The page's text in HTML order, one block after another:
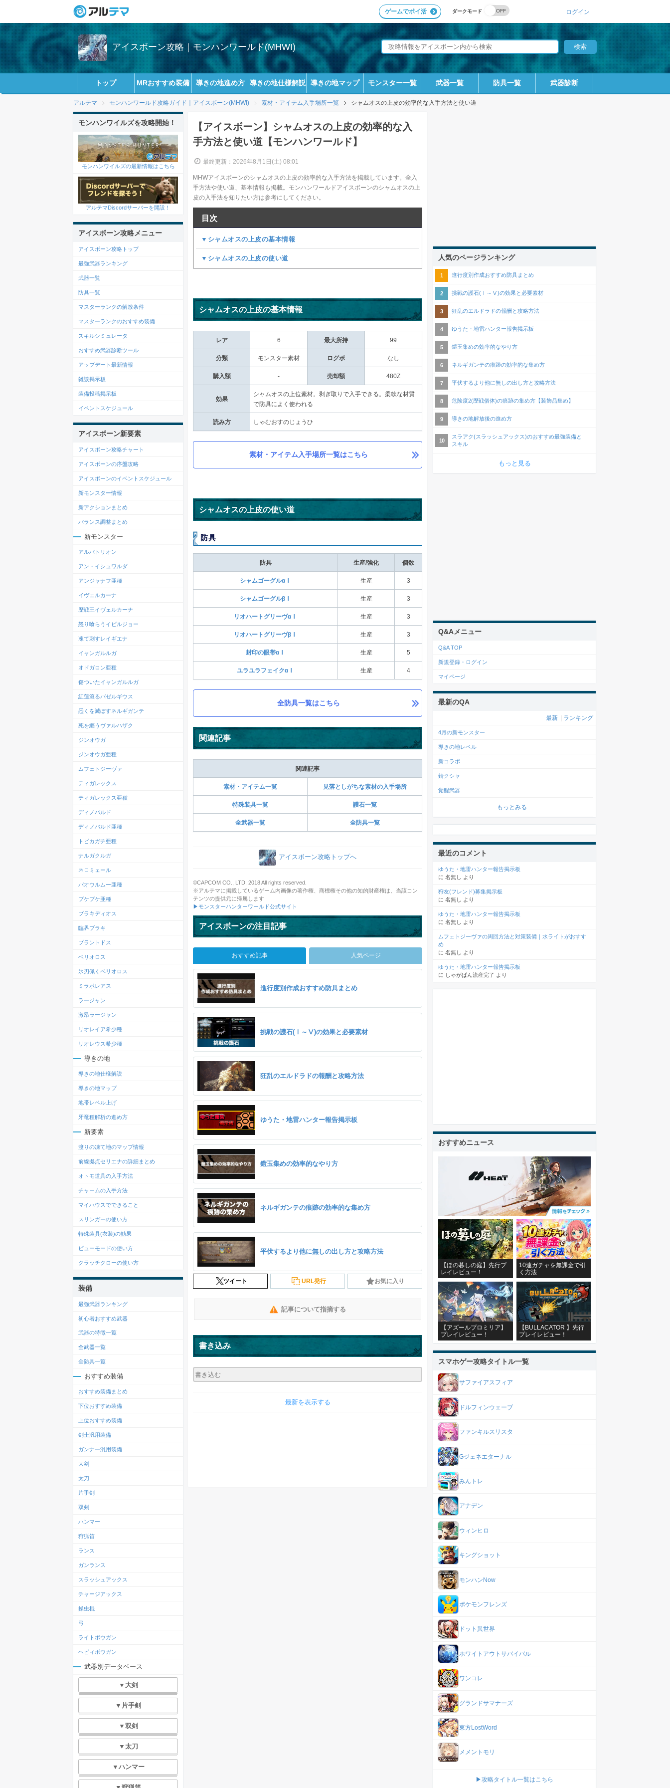
ダークモード
ゲームでポイ活 ログイン
アイスボーン攻略｜モンハンワールド(MHWI)
トップ MRおすすめ装備 導きの地進め方 導きの地仕様解説 導きの地マップ モンスター一覧 武器一覧 防具一覧 武器診断
アルテマ モンハンワールド攻略ガイド｜アイスボーン(MHWI) 素材・アイテム入手場所一覧 シャムオスの上皮の効率的な入手方法と使い道
【アイスボーン】シャムオスの上皮の効率的な入
手方法と使い道【モンハンワールド】
最終更新：2026年8月1日(土) 08:01
MHWアイスボーンのシャムオスの上皮の効率的な入手方法を掲載しています。全入
手方法や使い道、基本情報も掲載。モンハンワールドアイスボーンのシャムオスの上
皮の入手法を知りたい方は参考にしてください。
目次
▼シャムオスの上皮の基本情報
▼シャムオスの上皮の使い道
シャムオスの上皮の基本情報
レア 6 最大所持 99
分類 モンスター素材 ログボ なし
購入額 - 売却額 480Z
効果
シャムオスの上位素材。剥ぎ取りで入手できる。柔軟な材質
で防具によく使われる
読み方 しゃむおすのじょうひ
素材・アイテム入手場所一覧はこちら
シャムオスの上皮の使い道
防具
防具 生産/強化 個数
シャムゴーグルαⅠ 生産 3
シャムゴーグルβⅠ 生産 3
リオハートグリーヴαⅠ 生産 3
リオハートグリーヴβⅠ 生産 3
封印の眼帯αⅠ 生産 5
ユラユラフェイクαⅠ 生産 4
全防具一覧はこちら
関連記事
関連記事
素材・アイテム一覧 見落としがちな素材の入手場所
特殊装具一覧 護石一覧
全武器一覧 全防具一覧
アイスボーン攻略トップへ
©CAPCOM CO., LTD. 2018 All rights reserved.
※アルテマに掲載しているゲーム内画像の著作権、商標権その他の知的財産権は、当該コン
テンツの提供元に帰属します
▶モンスターハンターワールド公式サイト
アイスボーンの注目記事
おすすめ記事 人気ページ
進行度別作成おすすめ防具まとめ
挑戦の護石(Ⅰ～Ⅴ)の効果と必要素材
狂乱のエルドラドの報酬と攻略方法
ゆうた・地雷ハンター報告掲示板
鎧玉集めの効率的なやり方
ネルギガンテの痕跡の効率的な集め方
平伏するより他に無しの出し方と攻略方法
ツイート URL発行 お気に入り
記事について指摘する
書き込み
最新を表示する
モンハンワイルズを攻略開始！
モンハンワイルズの最新情報はこちら
アルテマDiscordサーバーを開設！
アイスボーン攻略メニュー
アイスボーン攻略トップ
最強武器ランキング
武器一覧
防具一覧
マスターランクの解放条件
マスターランクのおすすめ装備
スキルシミュレータ
おすすめ武器診断ツール
アップデート最新情報
雑談掲示板
装備投稿掲示板
イベントスケジュール
アイスボーン新要素
アイスボーン攻略チャート
アイスボーンの序盤攻略
アイスボーンのイベントスケジュール
新モンスター情報
新アクションまとめ
バランス調整まとめ
新モンスター
アルバトリオン
アン・イシュワルダ
アンジャナフ亜種
イヴェルカーナ
歴戦王イヴェルカーナ
怒り喰らうイビルジョー
凍て刺すレイギエナ
イャンガルルガ
オドガロン亜種
傷ついたイャンガルルガ
紅蓮滾るバゼルギウス
悉くを滅ぼすネルギガンテ
死を纏うヴァルハザク
ジンオウガ
ジンオウガ亜種
ムフェトジーヴァ
ティガレックス
ティガレックス亜種
ディノバルド
ディノバルド亜種
トビカガチ亜種
ナルガクルガ
ネロミェール
パオウルムー亜種
プケプケ亜種
ブラキディオス
臨界ブラキ
ブラントドス
ベリオロス
氷刃佩くベリオロス
ミラボレアス
ラージャン
激昂ラージャン
リオレイア希少種
リオレウス希少種
導きの地
導きの地仕様解説
導きの地マップ
地帯レベル上げ
牙竜種解析の進め方
新要素
渡りの凍て地のマップ情報
前線拠点セリエナの詳細まとめ
オトモ道具の入手方法
チャームの入手方法
マイハウスでできること
スリンガーの使い方
特殊装具(衣装)の効果
ビューモードの使い方
クラッチクローの使い方
装備
最強武器ランキング
初心者おすすめ武器
武器の特徴一覧
全武器一覧
全防具一覧
おすすめ装備
おすすめ装備まとめ
下位おすすめ装備
上位おすすめ装備
剣士汎用装備
ガンナー汎用装備
大剣
太刀
片手剣
双剣
ハンマー
狩猟笛
ランス
ガンランス
スラッシュアックス
チャージアックス
操虫棍
弓
ライトボウガン
ヘビィボウガン
武器別データベース
▼大剣
▼片手剣
▼双剣
▼太刀
▼ハンマー
人気のページランキング
進行度別作成おすすめ防具まとめ
挑戦の護石(Ⅰ～Ⅴ)の効果と必要素材
狂乱のエルドラドの報酬と攻略方法
ゆうた・地雷ハンター報告掲示板
鎧玉集めの効率的なやり方
ネルギガンテの痕跡の効率的な集め方
平伏するより他に無しの出し方と攻略方法
危険度2(歴戦個体)の痕跡の集め方【装飾品集め】
導きの地解放後の進め方
スラアク(スラッシュアックス)のおすすめ最強装備と
スキル
もっと見る
Q&Aメニュー
Q&A TOP
新規登録・ログイン
マイページ
最新のQA
最新 ランキング
4月の新モンスター
導きの地レベル
新コラボ
錆クシャ
覚醒武器
もっとみる
最近のコメント
ゆうた・地雷ハンター報告掲示板
に 名無し より
狩友(フレンド)募集掲示板
に 名無し より
ゆうた・地雷ハンター報告掲示板
に 名無し より
ムフェトジーヴァの周回方法と対策装備｜水ライトがおすす
め
に 名無し より
ゆうた・地雷ハンター報告掲示板
に しゃがぱん流産完了 より
おすすめニュース
【ほの暮しの庭】先行プ
レイレビュー！
10連ガチャを無課金で引
く方法
【アズールプロミリア】
プレイレビュー！
【BULLACATOR 】先行
プレイレビュー！
スマホゲー攻略タイトル一覧
サファイアスフィア
ドルフィンウェーブ
ファンキルスリスタ
Gジェネエターナル
みんトレ
アナデン
ウィンヒロ
キングショット
モンハンNow
ポケモンフレンズ
ドット異世界
ホワイトアウトサバイバル
ワンコレ
グランドサマナーズ
東方LostWord
メメントモリ
▶攻略タイトル一覧はこちら